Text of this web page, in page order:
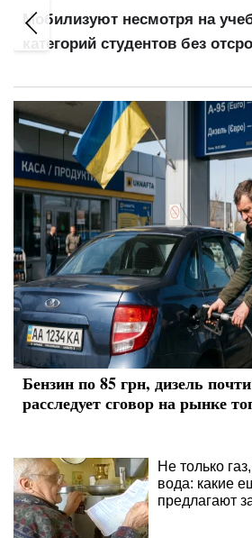
Мобилизуют несмотря на
категорий студентов без
Бензин по 85 грн, дизель
расследует сговор на рынке
Не только
вода: какие
предлагают